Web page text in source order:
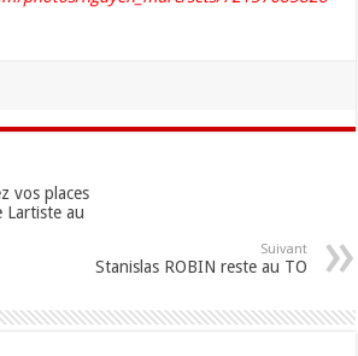
vos places
Lartiste au
Suivant
Stanislas ROBIN reste au TO